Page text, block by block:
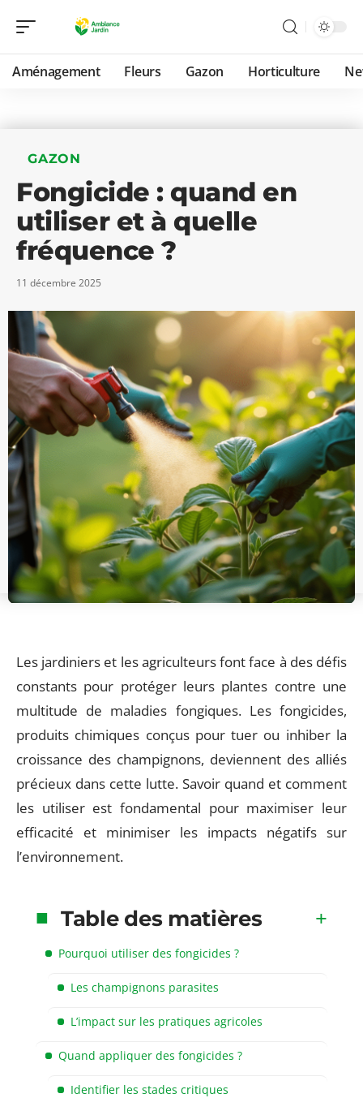
Aménagement Fleurs Gazon Horticulture
GAZON
Fongicide : quand en
utiliser et à quelle
fréquence ?
11 décembre 2025
Les jardiniers et les agriculteurs font face à des défis
constants pour protéger leurs plantes contre une
multitude de maladies fongiques. Les fongicides,
produits chimiques conçus pour tuer ou inhiber la
croissance des champignons, deviennent des alliés
précieux dans cette lutte. Savoir quand et comment
les utiliser est fondamental pour maximiser leur
efficacité et minimiser les impacts négatifs sur
l’environnement.
Table des matières
Pourquoi utiliser des fongicides ?
Les champignons parasites
L’impact sur les pratiques agricoles
Quand appliquer des fongicides ?
Identifier les stades critiques